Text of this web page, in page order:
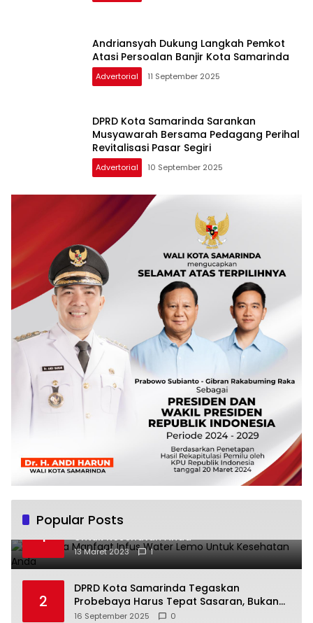
Andriansyah Dukung Langkah Pemkot
Atasi Persoalan Banjir Kota Samarinda
Advertorial 11 September 2025
DPRD Kota Samarinda Sarankan
Musyawarah Bersama Pedagang Perihal
Revitalisasi Pasar Segiri
Advertorial 10 September 2025
Popular Posts
1
Beberapa Manfaat Infus Water Lemo
Untuk Kesehatan Anda
13 Maret 2023 1
2
DPRD Kota Samarinda Tegaskan
Probebaya Harus Tepat Sasaran, Bukan
Hanya Infrastruktur Semata
16 September 2025 0